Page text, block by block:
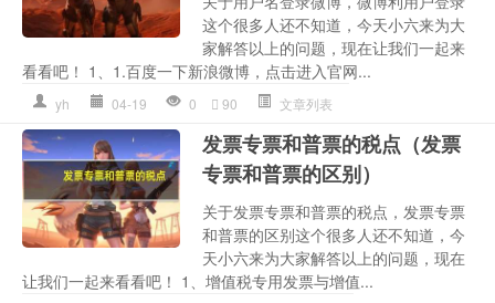
这个很多人还不知道，今天小六来为大
家解答以上的问题，现在让我们一起来
看看吧！ 1、1.百度一下新浪微博，点击进入官网...
yh 04-19 0 90 文章列表
发票专票和普票的税点（发票
专票和普票的区别）
关于发票专票和普票的税点，发票专票
和普票的区别这个很多人还不知道，今
天小六来为大家解答以上的问题，现在
让我们一起来看看吧！ 1、增值税专用发票与增值...